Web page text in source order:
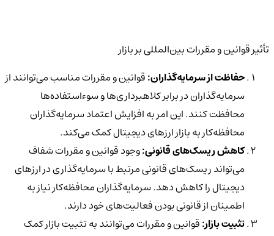
تأثیر قوانین و مقررات بین‌المللی بر بازار
حفاظت از سرمایه‌گذاران:قوانین و مقررات مناسب می‌توانند از
سرمایه‌گذاران در برابر کلاهبرداری‌ها و سوءاستفاده‌ها
محافظت کنند. این امر به افزایش اعتماد سرمایه‌گذاران
محافظه‌کار به بازار ارزهای دیجیتال کمک می‌کند.
کاهش ریسک‌های قانونی:وجود قوانین و مقررات شفاف
می‌تواند ریسک‌های قانونی مرتبط با سرمایه‌گذاری در ارزهای
دیجیتال را کاهش دهد. سرمایه‌گذاران محافظه‌کار نیاز به
اطمینان از قانونی بودن فعالیت‌های خود دارند.
تثبیت بازار:قوانین و مقررات می‌توانند به تثبیت بازار کمک